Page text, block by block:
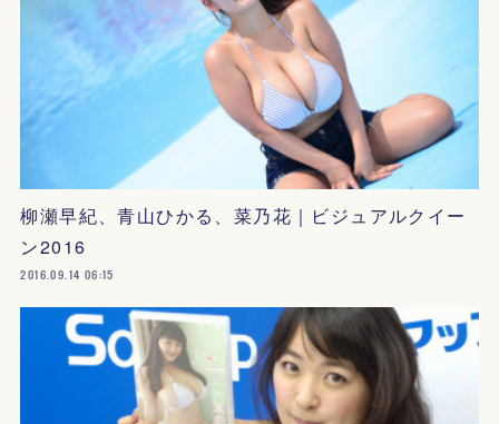
柳瀬早紀、青山ひかる、菜乃花｜ビジュアルクイー
ン2016
2016.09.14 06:15